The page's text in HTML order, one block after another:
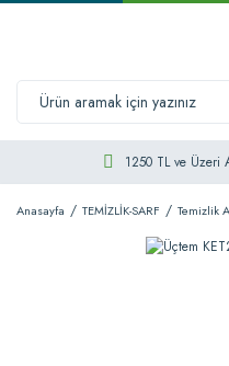
1250 TL ve Üzeri
Anasayfa TEMİZLİK-SARF Temizlik